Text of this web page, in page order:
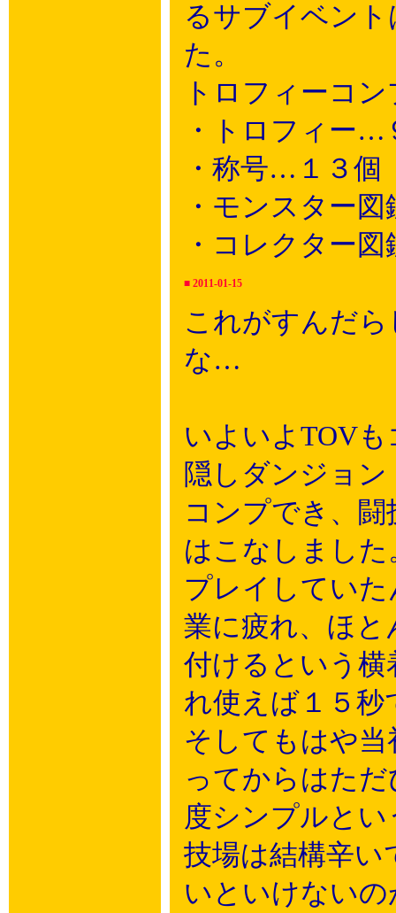
るサブイベン
た。
トロフィーコ
・トロフィー…
・称号…１３個
・モンスター
・コレクター
■ 2011-01-15
これがすんだ
な…
いよいよTOV
隠しダンジョ
コンプでき、
はこなしまし
プレイしてい
業に疲れ、ほと
付けるという
れ使えば１５
そしてもはや
ってからはた
度シンプルと
技場は結構辛い
いといけない